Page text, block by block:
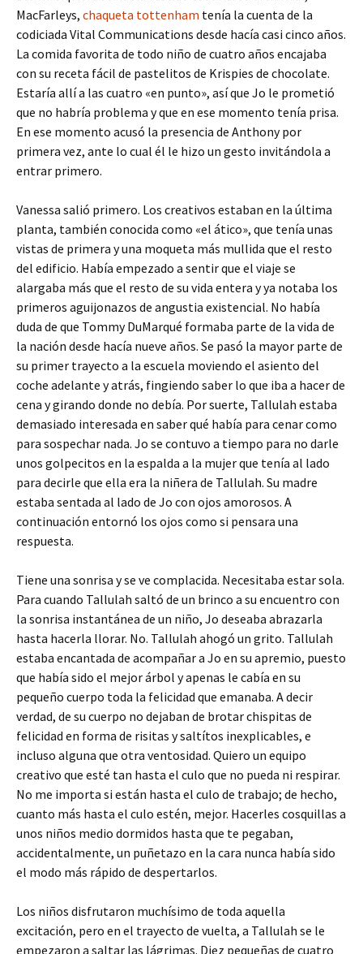
MacFarleys, chaqueta tottenham tenía la cuenta de la
codiciada Vital Communications desde hacía casi cinco años.
La comida favorita de todo niño de cuatro años encajaba
con su receta fácil de pastelitos de Krispies de chocolate.
Estaría allí a las cuatro «en punto», así que Jo le prometió
que no habría problema y que en ese momento tenía prisa.
En ese momento acusó la presencia de Anthony por
primera vez, ante lo cual él le hizo un gesto invitándola a
entrar primero.
Vanessa salió primero. Los creativos estaban en la última
planta, también conocida como «el ático», que tenía unas
vistas de primera y una moqueta más mullida que el resto
del edificio. Había empezado a sentir que el viaje se
alargaba más que el resto de su vida entera y ya notaba los
primeros aguijonazos de angustia existencial. No había
duda de que Tommy DuMarqué formaba parte de la vida de
la nación desde hacía nueve años. Se pasó la mayor parte de
su primer trayecto a la escuela moviendo el asiento del
coche adelante y atrás, fingiendo saber lo que iba a hacer de
cena y girando donde no debía. Por suerte, Tallulah estaba
demasiado interesada en saber qué había para cenar como
para sospechar nada. Jo se contuvo a tiempo para no darle
unos golpecitos en la espalda a la mujer que tenía al lado
para decirle que ella era la niñera de Tallulah. Su madre
estaba sentada al lado de Jo con ojos amorosos. A
continuación entornó los ojos como si pensara una
respuesta.
Tiene una sonrisa y se ve complacida. Necesitaba estar sola.
Para cuando Tallulah saltó de un brinco a su encuentro con
la sonrisa instantánea de un niño, Jo deseaba abrazarla
hasta hacerla llorar. No. Tallulah ahogó un grito. Tallulah
estaba encantada de acompañar a Jo en su apremio, puesto
que había sido el mejor árbol y apenas le cabía en su
pequeño cuerpo toda la felicidad que emanaba. A decir
verdad, de su cuerpo no dejaban de brotar chispitas de
felicidad en forma de risitas y saltítos inexplicables, e
incluso alguna que otra ventosidad. Quiero un equipo
creativo que esté tan hasta el culo que no pueda ni respirar.
No me importa si están hasta el culo de trabajo; de hecho,
cuanto más hasta el culo estén, mejor. Hacerles cosquillas a
unos niños medio dormidos hasta que te pegaban,
accidentalmente, un puñetazo en la cara nunca había sido
el modo más rápido de despertarlos.
Los niños disfrutaron muchísimo de toda aquella
excitación, pero en el trayecto de vuelta, a Tallulah se le
empezaron a saltar las lágrimas. Diez pequeñas de cuatro